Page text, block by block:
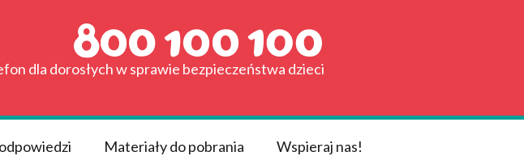
dla dorosłych w sprawie bezpieczeństwa dzieci
Materiały do pobrania Wspieraj nas!